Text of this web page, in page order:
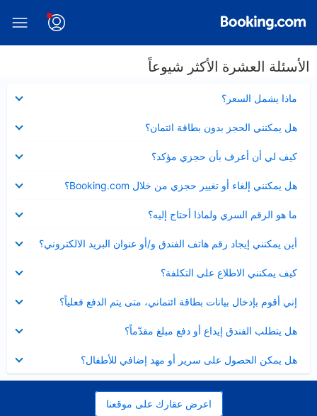
الأسئلة العشرة الأكثر شيوعاً
ماذا يشمل السعر؟
مصغر
هل يمكنني الحجز بدون بطاقة ائتمان؟
مصغر
كيف لي أن أعرف بأن حجزي مؤكد؟
مصغر
هل يمكنني إلغاء أو تغيير حجزي من خلال Booking.com؟
مصغر
ما هو الرقم السري ولماذا أحتاج إليه؟
مصغر
أين يمكنني إيجاد رقم هاتف الفندق و/أو عنوان البريد الالكتروني؟
عرض
مصغر
كيف يمكنني الاطلاع على التكلفة؟
مصغر
إني أقوم بإدخال بيانات بطاقة ائتماني، متى يتم الدفع فعلياً؟
مصغر
هل يتطلب الفندق إيداع أو دفع مبلغ مقدّماً؟
مصغر
هل يمكن الحصول على سرير أو مهد إضافي للأطفال؟
مصغر
اعرض عقارك على موقعنا